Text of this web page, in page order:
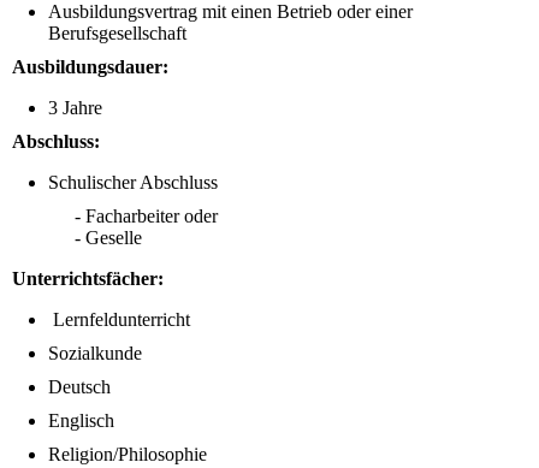
Ausbildungsvertrag mit einen Betrieb oder einer
Berufsgesellschaft
Ausbildungsdauer:
3 Jahre
Abschluss:
Schulischer Abschluss
- Facharbeiter oder
- Geselle
Unterrichtsfächer:
Lernfeldunterricht
Sozialkunde
Deutsch
Englisch
Religion/Philosophie